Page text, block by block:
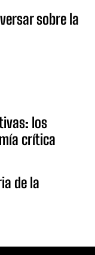
sobre la
los
crítica
de la